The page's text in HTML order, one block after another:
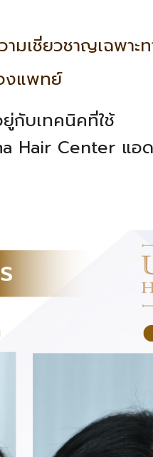
มเชี่ยวชาญเฉพาะ
งแพทย์
กับเทคนิคที่ใช้
Hair Center แอ